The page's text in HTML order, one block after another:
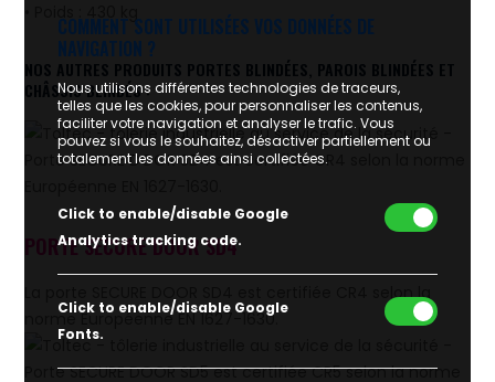
NOS AUTRES PRODUITS PORTES BLINDÉES, PAROIS BLINDÉES ET
CHÂSSIS BLINDÉS :
PORTE SECURE DOOR SD4
La porte SECURE DOOR SD4 est certifiée CR4 selon la
norme Européenne EN 1627-1630.
COMMENT SONT UTILISÉES VOS DONNÉES DE
NAVIGATION ?
Nous utilisons différentes technologies de traceurs,
telles que les cookies, pour personnaliser les contenus,
faciliter votre navigation et analyser le trafic. Vous
pouvez si vous le souhaitez, désactiver partiellement ou
totalement les données ainsi collectées.
Click to enable/disable Google
Analytics tracking code.
Click to enable/disable Google
Fonts.